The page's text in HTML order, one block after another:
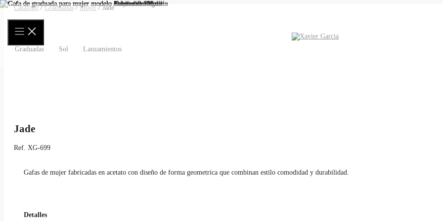
Saltar
Graduadas Sol Lanzamientos
Catálogo/Graduadas/Mujer/ Jade
Jade
Ref. XG-699
Gafas de mujer fabricadas en acetato con diseño de forma geometrica que combinan estilo comodidad y durabilidad.
Detalles